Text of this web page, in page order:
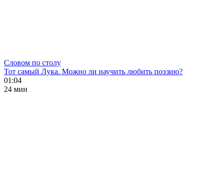
Словом по столу
Тот самый Лука. Можно ли научить любить поэзию?
01:04
24 мин